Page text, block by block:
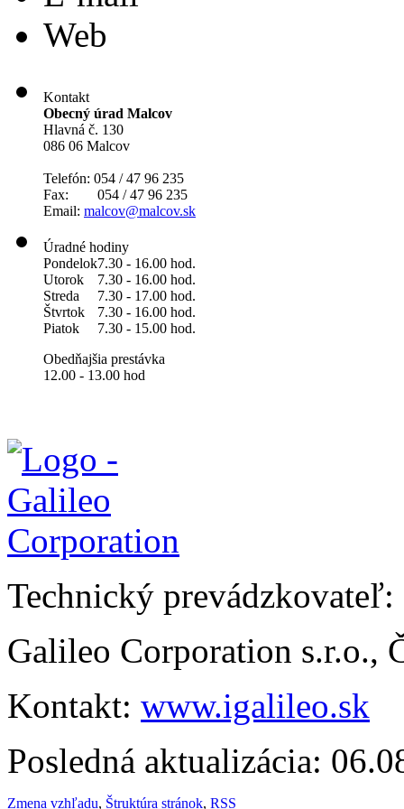
Web
Kontakt
Obecný úrad Malcov
Hlavná č. 130
086 06 Malcov
Telefón: 054 / 47 96 235
Fax: 054 / 47 96 235
Email: malcov@malcov.sk
Úradné hodiny
Pondelok7.30 - 16.00 hod.
Utorok
7.30 - 16.00 hod.
Streda
7.30 - 17.00 hod.
Štvrtok
7.30 - 16.00 hod.
Piatok
7.30 - 15.00 hod.
Obedňajšia prestávka
12.00 - 13.00 hod
Technický prevádzkovateľ:
Galileo Corporation s.r.o.,
Kontakt: www.igalileo.sk
Posledná aktualizácia:
Zmena vzhľadu, Štruktúra stránok, RSS